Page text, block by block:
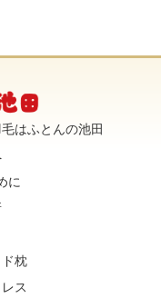
はふとんの池田
に
枕
ス